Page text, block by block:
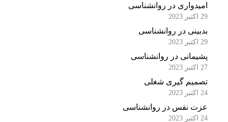
امیدواری در روانشناسی
بدبینی در روانشناسی
پشیمانی در روانشناسی
تصمیم گیری شغلی
عزت نفس در روانشناسی